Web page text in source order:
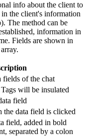
info about the client to
the client's information
The method can be
information in
Fields are shown in
fields of the chat
will be insulated
field
the data field is clicked
field, added in bold
separated by a colon